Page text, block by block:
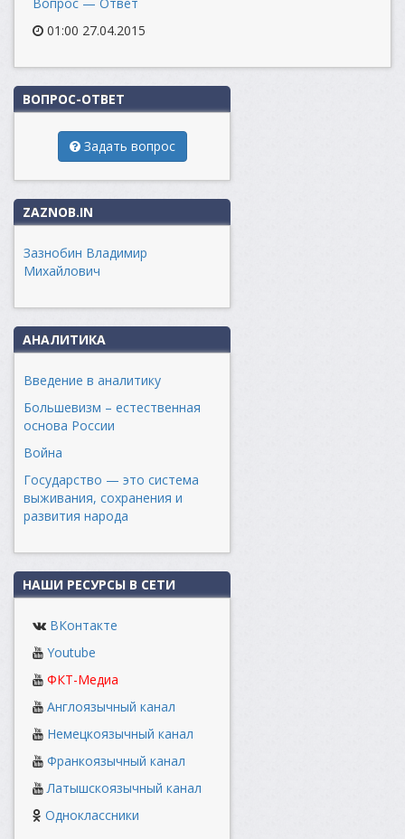
01:00 27.04.2015
ВОПРОС-ОТВЕТ
Задать вопрос
ZAZNOB.IN
Зазнобин Владимир
Михайлович
АНАЛИТИКА
Введение в аналитику
Большевизм – естественная
основа России
Война
Государство — это система
выживания, сохранения и
развития народа
НАШИ РЕСУРСЫ В СЕТИ
ВКонтакте
Youtube
ФКТ-Медиа
Англоязычный канал
Немецкоязычный канал
Франкоязычный канал
Латышскоязычный канал
Одноклассники